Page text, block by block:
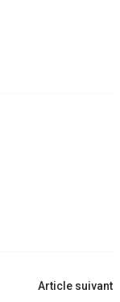
Article suivant